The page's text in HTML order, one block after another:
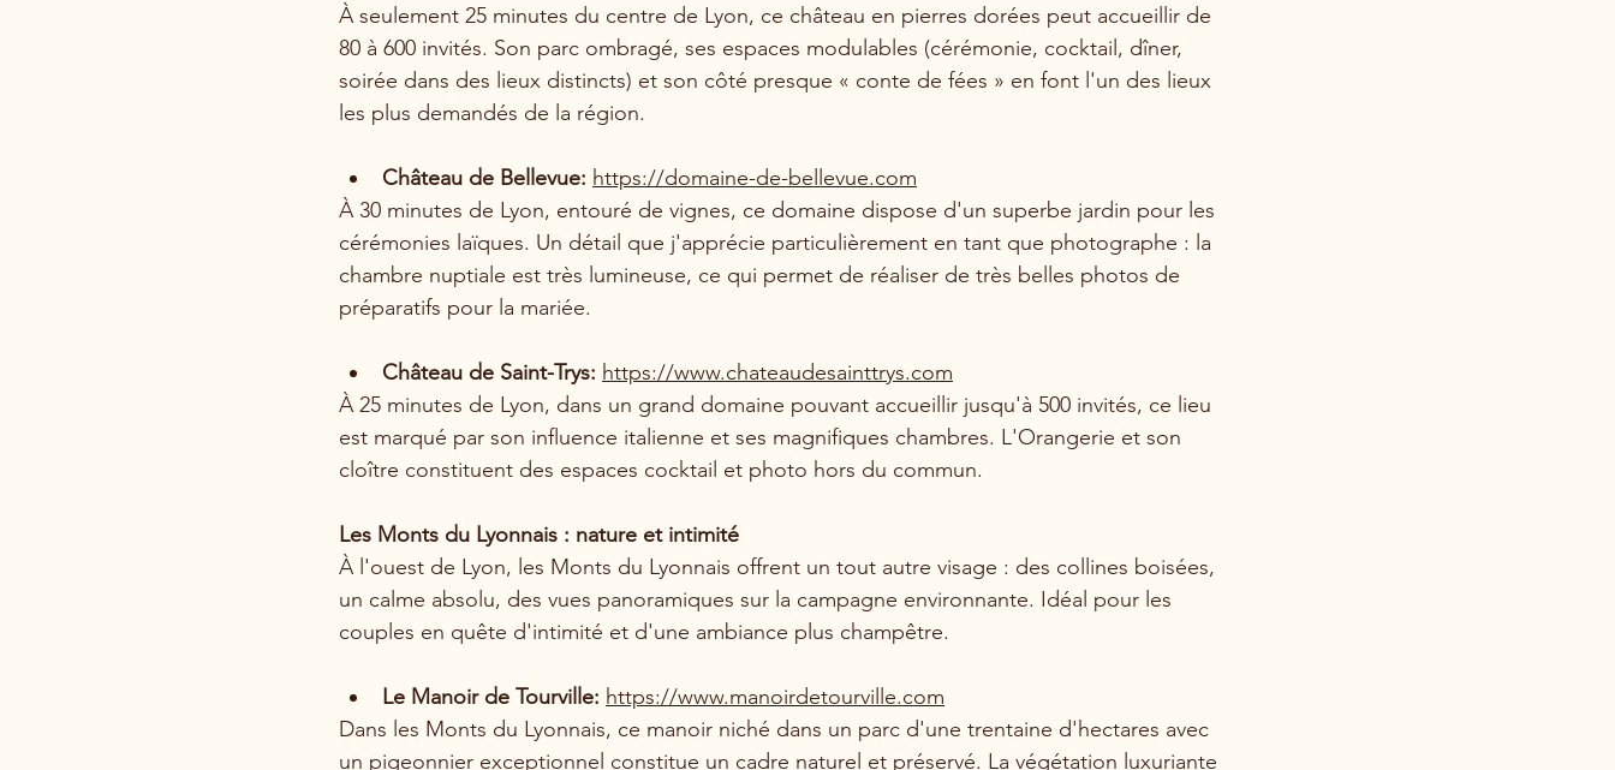
À seulement 25 minutes du centre de Lyon, ce château en pierres dorées peut accueillir de
80 à 600 invités. Son parc ombragé, ses espaces modulables (cérémonie, cocktail, dîner,
soirée dans des lieux distincts) et son côté presque « conte de fées » en font l'un des lieux
les plus demandés de la région.
Château de Bellevue: https://domaine-de-bellevue.com
À 30 minutes de Lyon, entouré de vignes, ce domaine dispose d'un superbe jardin pour les
cérémonies laïques. Un détail que j'apprécie particulièrement en tant que photographe : la
chambre nuptiale est très lumineuse, ce qui permet de réaliser de très belles photos de
préparatifs pour la mariée.
Château de Saint-Trys: https://www.chateaudesainttrys.com
À 25 minutes de Lyon, dans un grand domaine pouvant accueillir jusqu'à 500 invités, ce lieu
est marqué par son influence italienne et ses magnifiques chambres. L'Orangerie et son
cloître constituent des espaces cocktail et photo hors du commun.
Les Monts du Lyonnais : nature et intimité
À l'ouest de Lyon, les Monts du Lyonnais offrent un tout autre visage : des collines boisées,
un calme absolu, des vues panoramiques sur la campagne environnante. Idéal pour les
couples en quête d'intimité et d'une ambiance plus champêtre.
Le Manoir de Tourville: https://www.manoirdetourville.com
Dans les Monts du Lyonnais, ce manoir niché dans un parc d'une trentaine d'hectares avec
un pigeonnier exceptionnel constitue un cadre naturel et préservé. La végétation luxuriante